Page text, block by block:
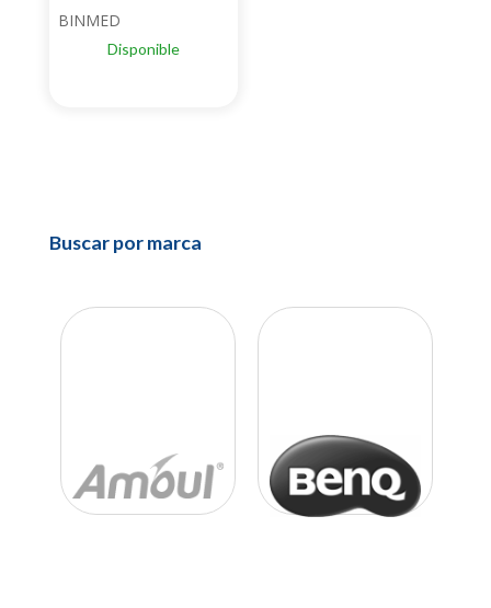
BINMED
Disponible
Buscar por marca